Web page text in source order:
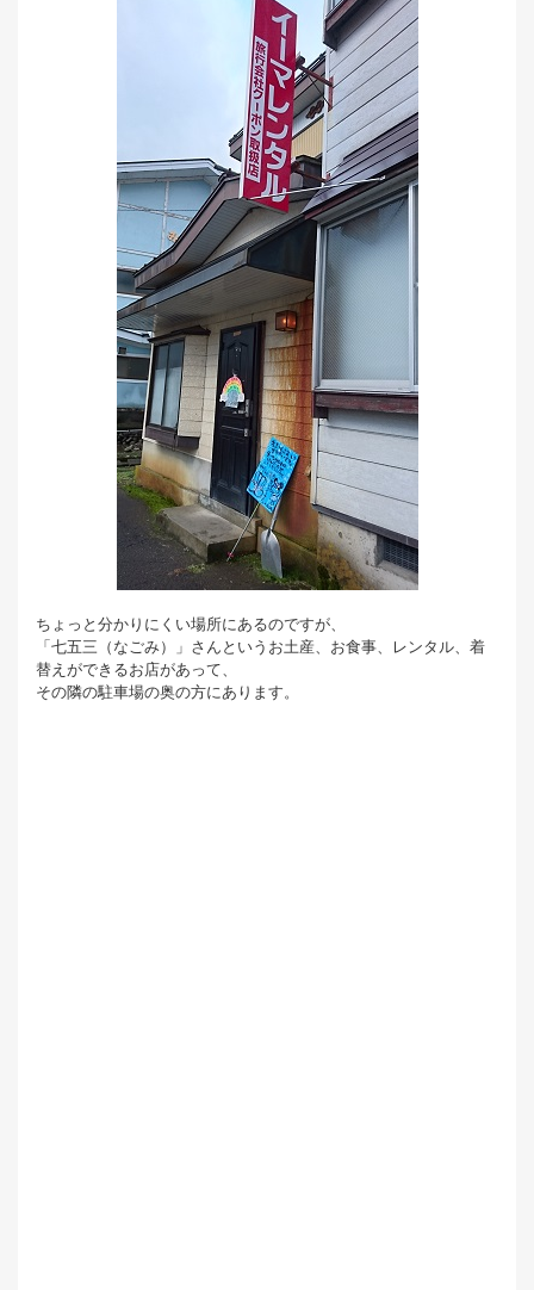
ちょっと分かりにくい場所にあるのですが、
「七五三（なごみ）」さんというお土産、お食事、レンタル、着
替えができるお店があって、
その隣の駐車場の奥の方にあります。